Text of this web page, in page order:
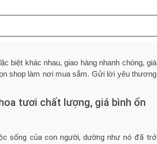
biệt khác nhau, giao hàng nhanh chóng, giá
shop làm nơi mua sắm. Gửi lời yêu thương
tươi chất lượng, giá bình ổn
sống của con người, dường như nó đã trở